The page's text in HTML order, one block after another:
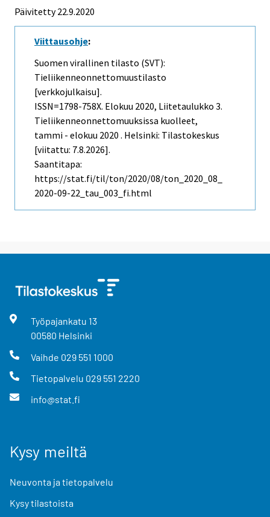
Päivitetty 22.9.2020
Viittausohje:
Suomen virallinen tilasto (SVT):
Tieliikenneonnettomuustilasto
[verkkojulkaisu].
ISSN=1798-758X. Elokuu 2020, Liitetaulukko 3.
Tieliikenneonnettomuuksissa kuolleet,
tammi - elokuu 2020 . Helsinki: Tilastokeskus
[viitattu: 7.8.2026].
Saantitapa:
https://stat.fi/til/ton/2020/08/ton_2020_08_
2020-09-22_tau_003_fi.html
Työpajankatu 13
00580 Helsinki
Vaihde 029 551 1000
Tietopalvelu 029 551 2220
info@stat.fi
Kysy meiltä
Neuvonta ja tietopalvelu
Kysy tilastoista